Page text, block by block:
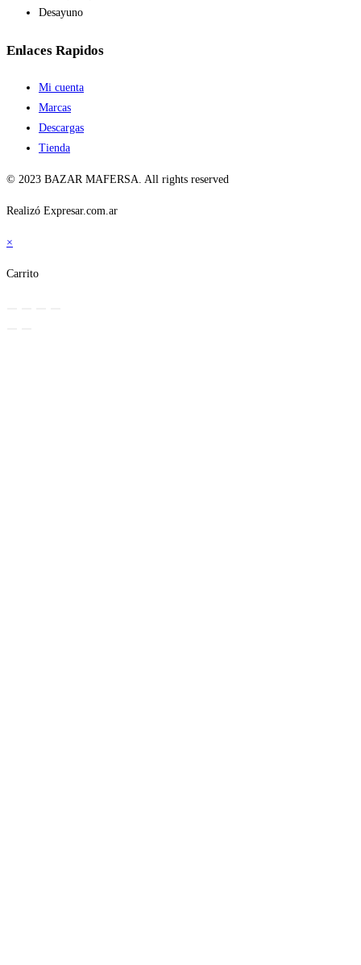
Desayuno
Enlaces Rapidos
Mi cuenta
Marcas
Descargas
Tienda
© 2023 BAZAR MAFERSA. All rights reserved
Realizó Expresar.com.ar
×
Carrito